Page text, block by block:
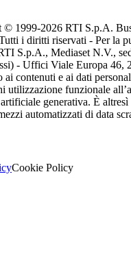
© 1999-2026 RTI S.p.A.
i diritti riservati - Per la
S.p.A., Mediaset N.V.,
- Uffici Viale Europa 46,
ai contenuti e ai dati
utilizzazione funzionale
generativa. È
automatizzati di data
Cookie Policy